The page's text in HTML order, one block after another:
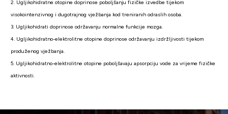
2. Ugljikohidratne otopine doprinose poboljšanju fizičke izvedbe tijekom
visokointenzivnog i dugotrajnog vježbanja kod treniranih odraslih osoba.
3. Ugljikohidrati doprinose održavanju normalne funkcije mozga.
4. Ugljikohidratno-elektrolitne otopine doprinose održavanju izdržljivosti tijekom
produženog vježbanja.
5. Ugljikohidratno-elektrolitne otopine poboljšavaju apsorpciju vode za vrijeme fizičke
aktivnosti.